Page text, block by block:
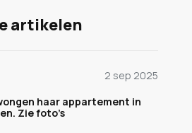
artikelen
2 sep 2025
haar appartement in
Zie foto’s